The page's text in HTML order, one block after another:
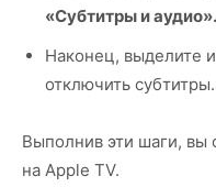
«Субтитры и аудио».
Наконец, выделите
отключить субтитры.
Выполнив эти шаги, вы
на Apple TV.